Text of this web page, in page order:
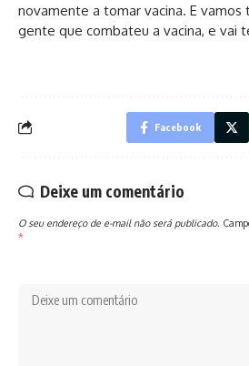
novamente a tomar vacina. E
gente que combateu a vacina, e vai
Facebook
Deixe um comentário
O seu endereço de e-mail não será publicado.
*